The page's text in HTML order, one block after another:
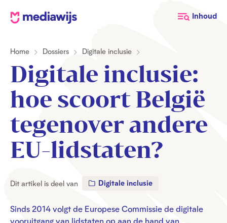
M
i
a
w
j
Inhoud
Home Dossiers Digitale inclusie
Digitale inclusie:
hoe scoort België
tegenover andere
EU-lidstaten?
Dit artikel is deel van Digitale inclusie
Sinds 2014 volgt de Europese Commissie de digitale
vooruitgang van lidstaten op aan de hand van